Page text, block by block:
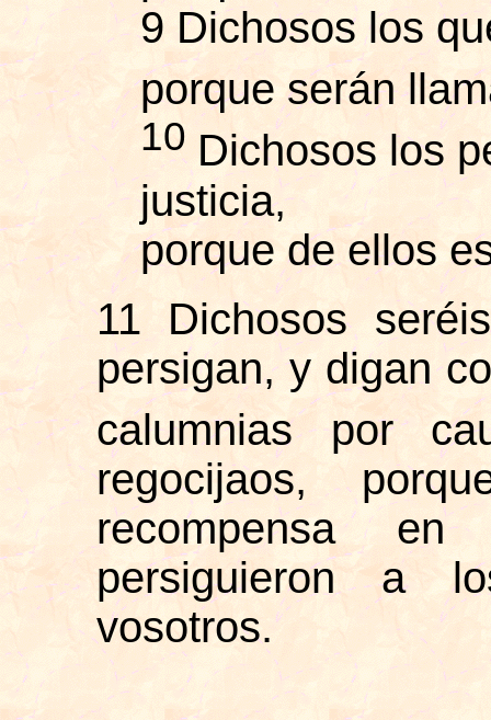
9 Dichosos los
porque serán
10 Dichosos los
justicia,
porque de ellos
11 Dichosos
persigan, y digan
calumnias por
regocijaos,
recompensa
persiguieron a
vosotros.